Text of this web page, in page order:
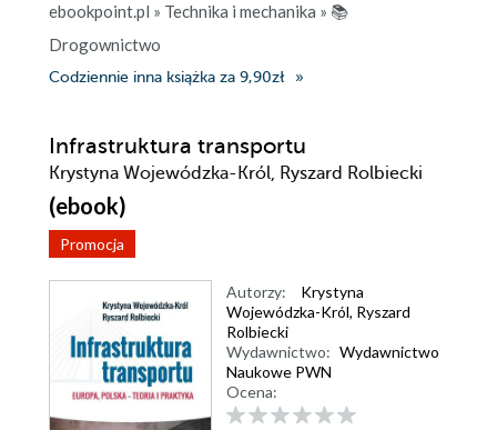
ebookpoint.pl » Technika i mechanika » 📚
Drogownictwo
Codziennie inna książka za 9,90zł
Infrastruktura transportu
Krystyna Wojewódzka-Król, Ryszard Rolbiecki
(ebook)
Promocja
Autorzy:
Krystyna
Wojewódzka-Król, Ryszard
Rolbiecki
Wydawnictwo: Wydawnictwo
Naukowe PWN
Ocena: